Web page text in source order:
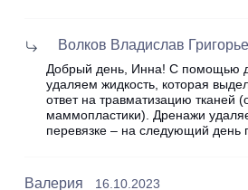
Волков Владислав
Добрый день, Инна! С помощью
удаляем жидкость, которая
ответ на травматизацию тканей
маммопластики). Дренажи
перевязке – на следующий день
Валерия 16.10.2023